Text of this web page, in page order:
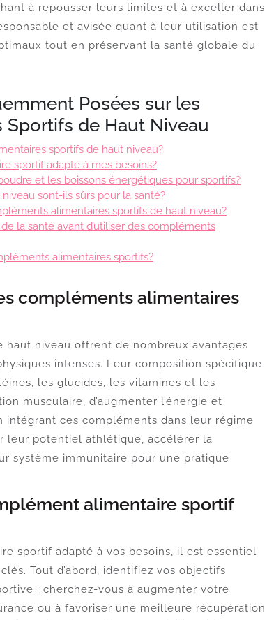
à repousser leurs limites et à exceller dans
et avisée quant à leur utilisation est
tout en préservant la santé globale du
Posées sur les
de Haut Niveau
sportifs de haut niveau?
sportif adapté à mes besoins?
et les boissons énergétiques pour sportifs?
sont-ils sûrs pour la santé?
alimentaires sportifs de haut niveau?
la santé avant d’utiliser des compléments
alimentaires sportifs?
compléments alimentaires
niveau offrent de nombreux avantages
intenses. Leur composition spécifique
les glucides, les vitamines et les
musculaire, d’augmenter l’énergie et
intégrant ces compléments dans leur régime
leur potentiel athlétique, accélérer la
système immunitaire pour une pratique
alimentaire sportif
sportif adapté à vos besoins, il est essentiel
Tout d’abord, identifiez vos objectifs
: cherchez-vous à augmenter votre
ou à favoriser une meilleure récupération